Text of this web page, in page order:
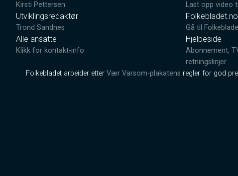
Kirsti Pettersen
Utviklingsredaktør
Trond Sandnes
Alle ansatte
Klikk for kontakt-info
Last opp video
Folkebladet.no
Gå til
Hjelpeside
Abonnement,
retningslinjer
Folkebladet arbeider etter Vær Varsom-plakatens regler for god